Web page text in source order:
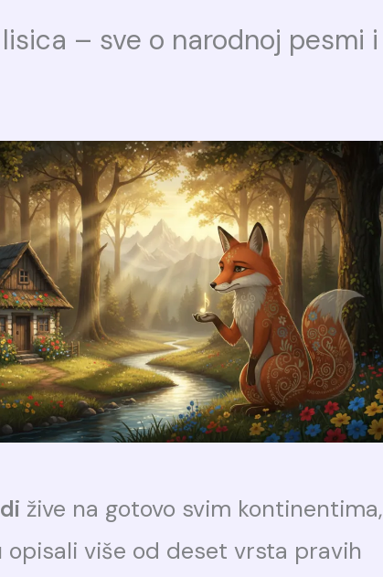
– sve o narodnoj pesmi i
žive na gotovo svim kontinentima,
opisali više od deset vrsta pravih